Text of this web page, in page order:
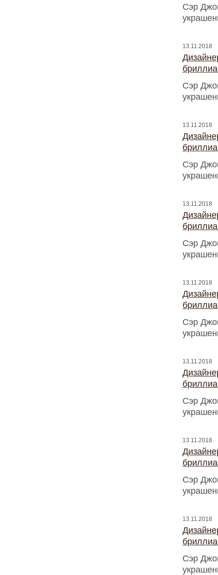
Сэр
13.11.2018
Сэр
13.11.2018
Сэр
13.11.2018
Сэр
13.11.2018
Сэр
13.11.2018
Сэр
13.11.2018
Сэр
13.11.2018
Сэр